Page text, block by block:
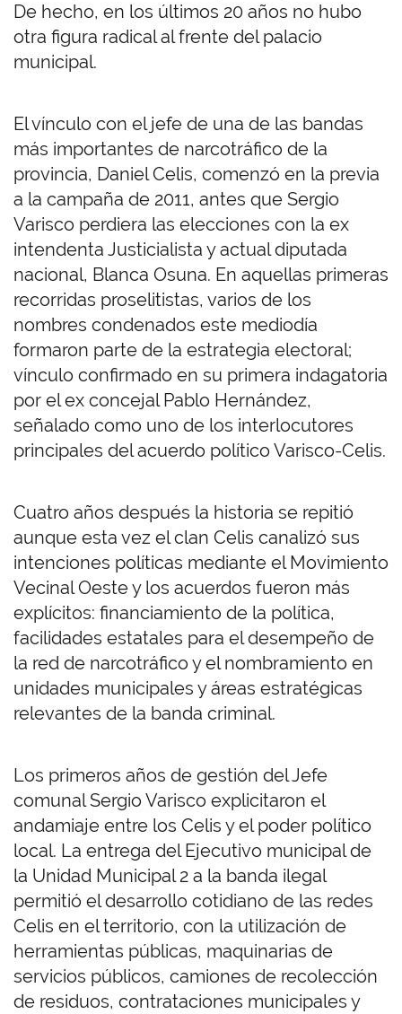
De hecho, en los últimos 20 años no hubo
otra figura radical al frente del palacio
municipal.
El vínculo con el jefe de una de las bandas
más importantes de narcotráfico de la
provincia, Daniel Celis, comenzó en la previa
a la campaña de 2011, antes que Sergio
Varisco perdiera las elecciones con la ex
intendenta Justicialista y actual diputada
nacional, Blanca Osuna. En aquellas primeras
recorridas proselitistas, varios de los
nombres condenados este mediodía
formaron parte de la estrategia electoral;
vínculo confirmado en su primera indagatoria
por el ex concejal Pablo Hernández,
señalado como uno de los interlocutores
principales del acuerdo político Varisco-Celis.
Cuatro años después la historia se repitió
aunque esta vez el clan Celis canalizó sus
intenciones políticas mediante el Movimiento
Vecinal Oeste y los acuerdos fueron más
explícitos: financiamiento de la política,
facilidades estatales para el desempeño de
la red de narcotráfico y el nombramiento en
unidades municipales y áreas estratégicas
relevantes de la banda criminal.
Los primeros años de gestión del Jefe
comunal Sergio Varisco explicitaron el
andamiaje entre los Celis y el poder político
local. La entrega del Ejecutivo municipal de
la Unidad Municipal 2 a la banda ilegal
permitió el desarrollo cotidiano de las redes
Celis en el territorio, con la utilización de
herramientas públicas, maquinarias de
servicios públicos, camiones de recolección
de residuos, contrataciones municipales y